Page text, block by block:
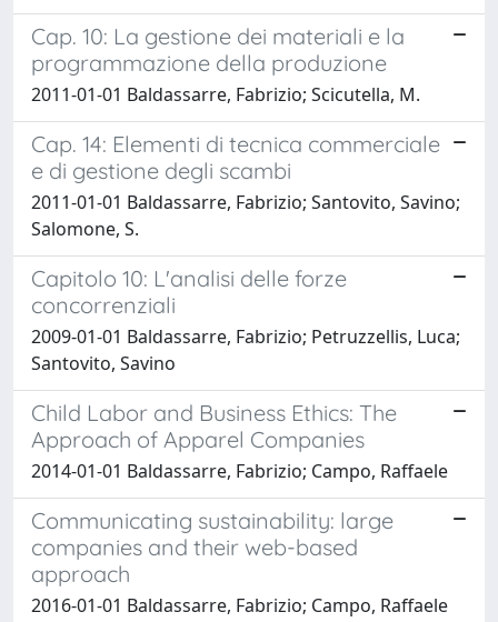
Cap. 10: La gestione dei materiali e la
programmazione della produzione
2011-01-01 Baldassarre, Fabrizio; Scicutella, M.
Cap. 14: Elementi di tecnica commerciale
e di gestione degli scambi
2011-01-01 Baldassarre, Fabrizio; Santovito, Savino;
Salomone, S.
Capitolo 10: L'analisi delle forze
concorrenziali
2009-01-01 Baldassarre, Fabrizio; Petruzzellis, Luca;
Santovito, Savino
Child Labor and Business Ethics: The
Approach of Apparel Companies
2014-01-01 Baldassarre, Fabrizio; Campo, Raffaele
Communicating sustainability: large
companies and their web-based
approach
2016-01-01 Baldassarre, Fabrizio; Campo, Raffaele